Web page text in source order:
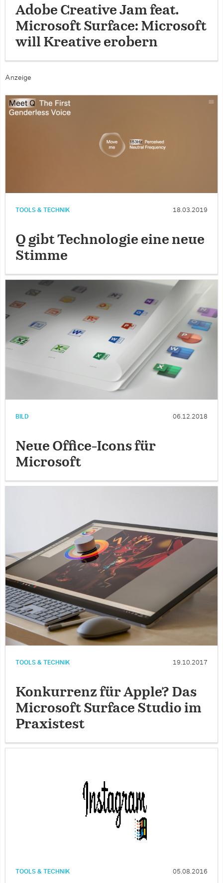
Adobe Creative Jam feat.
Microsoft Surface: Microsoft
will Kreative erobern
Anzeige
TOOLS & TECHNIK 18.03.2019
Q gibt Technologie eine neue
Stimme
BILD 06.12.2018
Neue Office-Icons für
Microsoft
TOOLS & TECHNIK 19.10.2017
Konkurrenz für Apple? Das
Microsoft Surface Studio im
Praxistest
TOOLS & TECHNIK 05.08.2016